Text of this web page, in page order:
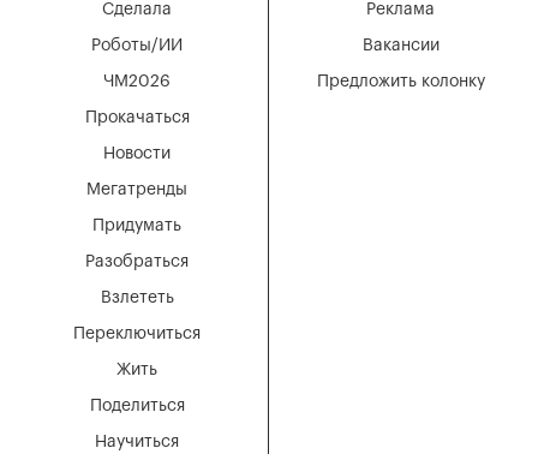
Мегатренды
Придумать
Разобраться
Взлететь
Новости
Переключиться
Жить
Поделиться
Научиться
Сделала
Роботы/ИИ
ЧМ2026
Прокачаться
Вакансии
Реклама
Предложить колонку